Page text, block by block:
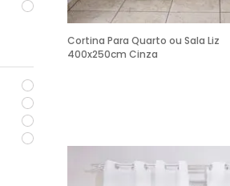
Cortina Para Quarto ou Sala Liz
400x250cm Cinza